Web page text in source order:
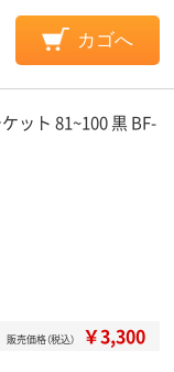
カゴへ
ット 81~100 黒 BF-
販売価格（税込） ￥3,300